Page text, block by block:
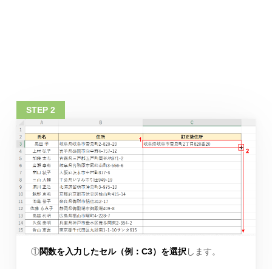
①関数を入力したセル（例：C3）を選択 します。